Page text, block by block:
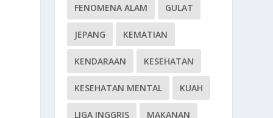
FENOMENA ALAM GULAT
JEPANG KEMATIAN
KENDARAAN KESEHATAN
KESEHATAN MENTAL KUAH
LIGA INGGRIS MAKANAN